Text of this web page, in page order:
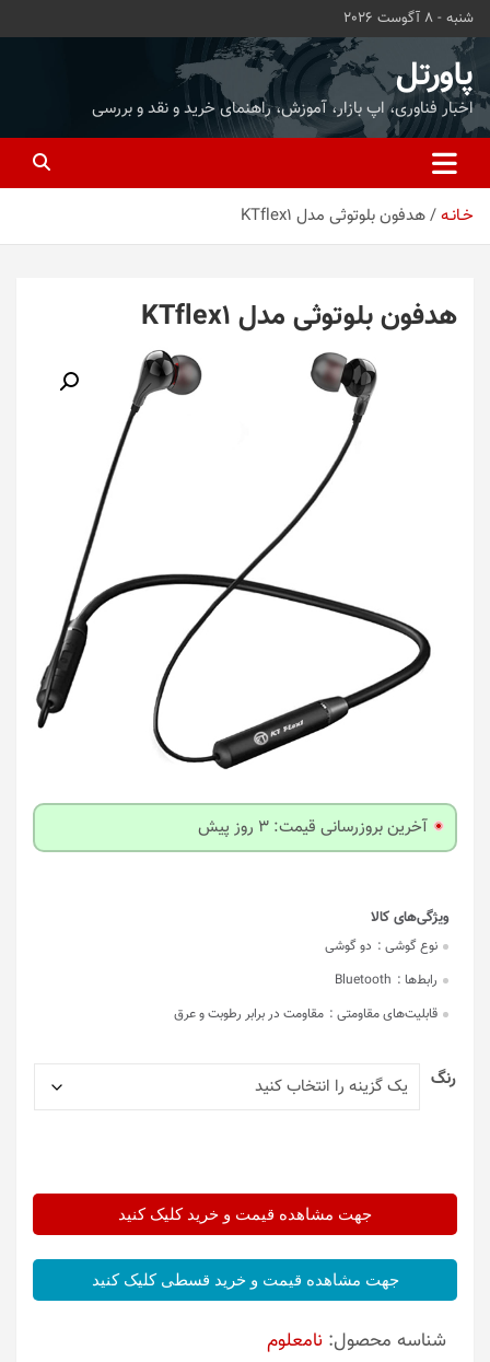
محتوا
بروید
شنبه - 8 آگوست 2026
پاورتل
اخبار فناوری، اپ بازار، آموزش، راهنمای خرید و نقد و بررسی
خـانـه هدفون بلوتوثی مدل KTflex1
هدفون بلوتوثی مدل KTflex1
آخرین بروزرسانی قیمت: 3 روز پیش
نوع گوشی : دو گوشی
رابط‌ها : Bluetooth
قابلیت‌های مقاومتی : مقاومت در برابر رطوبت و عرق
رنگ
جهت مشاهده قیمت و خرید کلیک کنید
جهت مشاهده قیمت و خرید قسطی کلیک کنید
شناسه محصول: نامعلوم